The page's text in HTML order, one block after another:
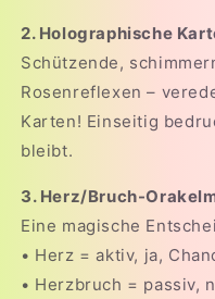
2. Holographische
Schützende,
Rosenreflexen –
Karten! Einseitig
bleibt.
3. Herz/Bruch-
Eine magische
• Herz = aktiv, ja,
• Herzbruch = passiv,